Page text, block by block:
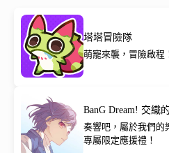
塔塔冒險隊
萌寵來襲，冒險啟程
BanG Dream! 交織
奏響吧，屬於我們的
專屬限定應援禮！